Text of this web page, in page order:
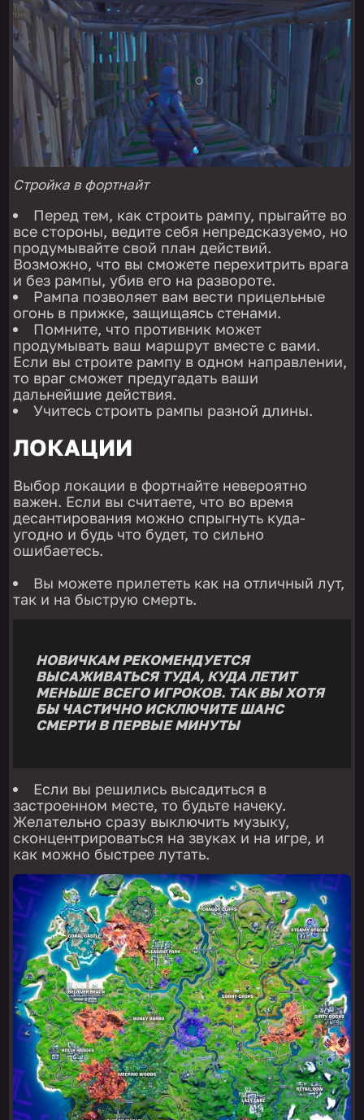
Стройка в фортнайт
Перед тем, как строить рампу, прыгайте во
все стороны, ведите себя непредсказуемо, но
продумывайте свой план действий.
Возможно, что вы сможете перехитрить врага
и без рампы, убив его на развороте.
Рампа позволяет вам вести прицельные
огонь в прижке, защищаясь стенами.
Помните, что противник может
продумывать ваш маршрут вместе с вами.
Если вы строите рампу в одном направлении,
то враг сможет предугадать ваши
дальнейшие действия.
Учитесь строить рампы разной длины.
ЛОКАЦИИ
Выбор локации в фортнайте невероятно
важен. Если вы считаете, что во время
десантирования можно спрыгнуть куда-
угодно и будь что будет, то сильно
ошибаетесь.
Вы можете прилететь как на отличный лут,
так и на быструю смерть.
НОВИЧКАМ РЕКОМЕНДУЕТСЯ
ВЫСАЖИВАТЬСЯ ТУДА, КУДА ЛЕТИТ
МЕНЬШЕ ВСЕГО ИГРОКОВ. ТАК ВЫ ХОТЯ
БЫ ЧАСТИЧНО ИСКЛЮЧИТЕ ШАНС
СМЕРТИ В ПЕРВЫЕ МИНУТЫ
Если вы решились высадиться в
застроенном месте, то будьте начеку.
Желательно сразу выключить музыку,
сконцентрироваться на звуках и на игре, и
как можно быстрее лутать.